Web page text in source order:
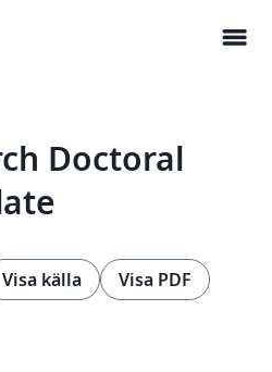
menu
Doctoral
Visa källa Visa PDF